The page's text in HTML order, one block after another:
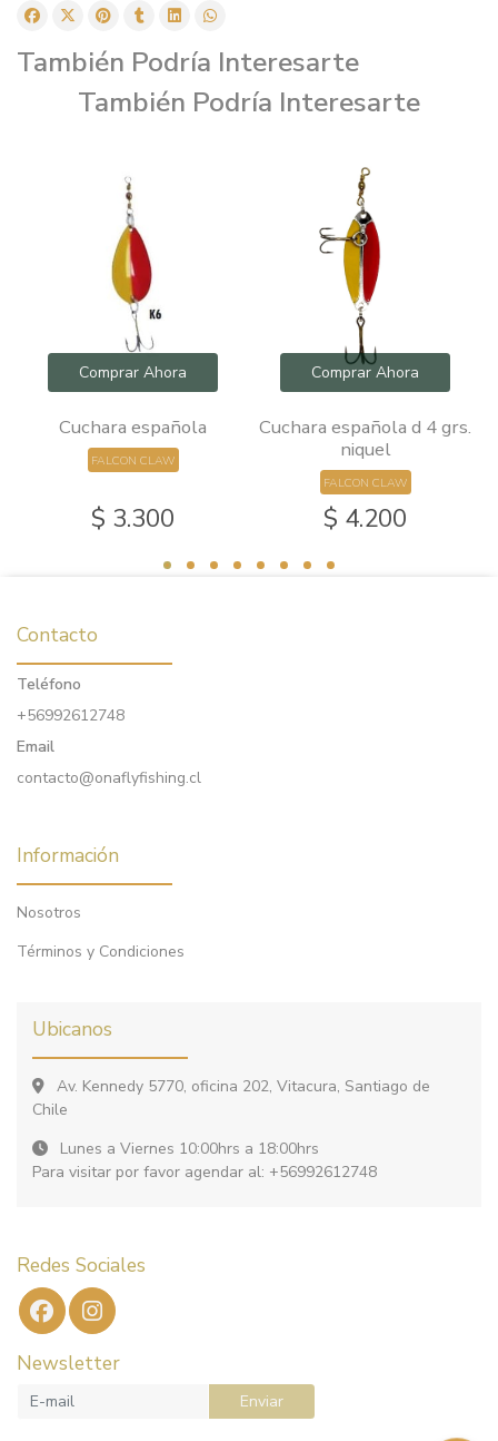
También Podría Interesarte
También Podría Interesarte
Comprar Ahora
Cuchara española
FALCON CLAW
$ 3.300
Comprar Ahora
Cuchara española d 4 grs.
niquel
FALCON CLAW
$ 4.200
Contacto
Teléfono
+56992612748
Email
contacto@onaflyfishing.cl
Información
Nosotros
Términos y Condiciones
Ubicanos
Av. Kennedy 5770, oficina 202, Vitacura, Santiago de
Chile
Lunes a Viernes 10:00hrs a 18:00hrs
Para visitar por favor agendar al: +56992612748
Redes Sociales
Newsletter
Enviar